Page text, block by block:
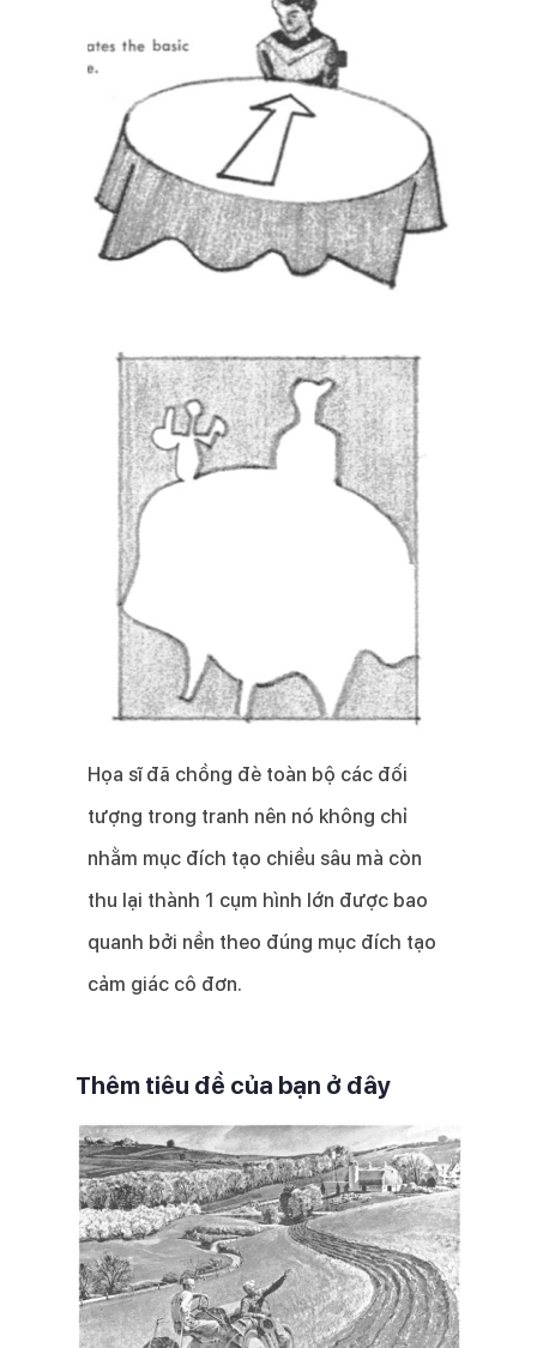
Họa sĩ đã chồng đè toàn bộ các đối
tượng trong tranh nên nó không chỉ
nhằm mục đích tạo chiều sâu mà còn
thu lại thành 1 cụm hình lớn được bao
quanh bởi nền theo đúng mục đích tạo
cảm giác cô đơn.
Thêm tiêu đề của bạn ở đây